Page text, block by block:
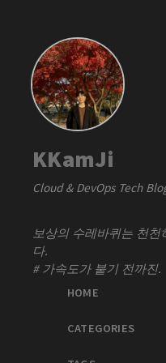
KKamJi
Cloud & DevOps Tech
보상의 수레바퀴는 천천
다.
# 가속도가 붙기 전까진.
HOME
CATEGORIES